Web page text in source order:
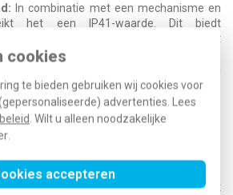
cookies
te bieden gebruiken wij cookies voor
advertenties. Lees
. Wilt u alleen noodzakelijke
.
accepteren
In combinatie met een mechanisme en
het een IP41-waarde. Dit biedt
stof en druppelend water, waardoor het
droge ruimtes.
8,5 mm ligt het strak tegen de muur.
van zowel het KEMA- als het CE-
voor geteste kwaliteit en veiligheid.
en te combineren
staat bekend om zijn universele
je al Niko schakelmateriaal? Dan is het